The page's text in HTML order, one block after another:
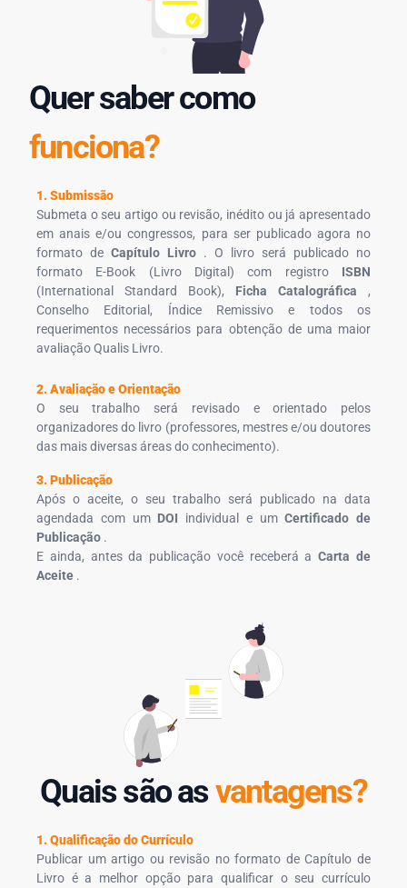
Quer saber como
funciona?
1. Submissão
Submeta o seu artigo ou revisão, inédito ou já apresentado
em anais e/ou congressos, para ser publicado agora no
formato de Capítulo Livro . O livro será publicado no
formato E-Book (Livro Digital) com registro ISBN
(International Standard Book), Ficha Catalográfica ,
Conselho Editorial, Índice Remissivo e todos os
requerimentos necessários para obtenção de uma maior
avaliação Qualis Livro.
2. Avaliação e Orientação
O seu trabalho será revisado e orientado pelos
organizadores do livro (professores, mestres e/ou doutores
das mais diversas áreas do conhecimento).
3. Publicação
Após o aceite, o seu trabalho será publicado na data
agendada com um DOI individual e umCertificado de
Publicação .
E ainda, antes da publicação você receberá aCarta de
Aceite .
Quais são asvantagens?
1. Qualificação do Currículo
Publicar um artigo ou revisão no formato de Capítulo de
Livro é a melhor opção para qualificar o seu currículo